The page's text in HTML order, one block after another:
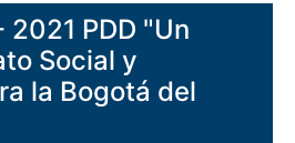
2021 PDD "Un
Social y
la Bogotá del